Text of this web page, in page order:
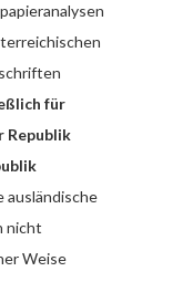
für
Republik
ausländische
nicht
Weise